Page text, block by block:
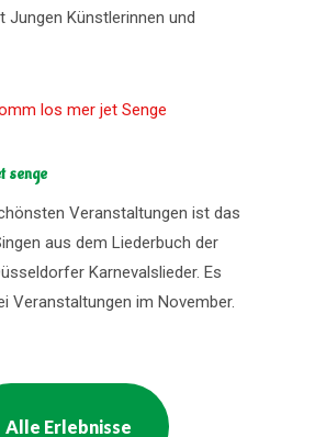
Jungen Künstlerinnen und
senge
Veranstaltungen ist das
aus dem Liederbuch der
Karnevalslieder. Es
Veranstaltungen im November.
Alle Erlebnisse